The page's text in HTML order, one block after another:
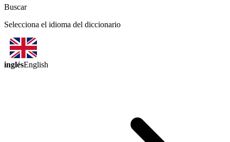
Buscar
Selecciona el idioma del diccionario
inglésEnglish